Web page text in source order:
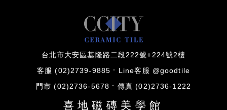
台北市大安區基隆路二段222號+224號2樓
客服 (02)2739-9885 Line客服 @goodtile
門市 (02)2736-5678 傳真 (02)2736-1222
喜地磁磚美學館